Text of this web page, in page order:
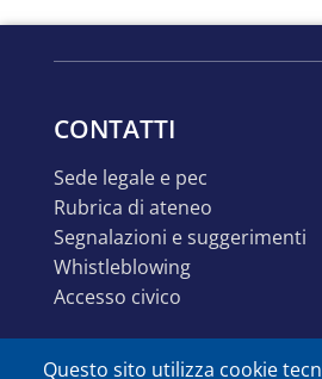
CONTATTI
sede legale e pec
rubrica di ateneo
segnalazioni e suggerimenti
whistleblowing
accesso civico
Questo sito utilizza cookie